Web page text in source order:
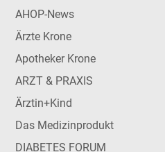
AHOP-News
Ärzte Krone
Apotheker Krone
ARZT & PRAXIS
Ärztin+Kind
Das Medizinprodukt
DIABETES FORUM